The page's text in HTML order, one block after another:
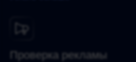
Проверка рекламы